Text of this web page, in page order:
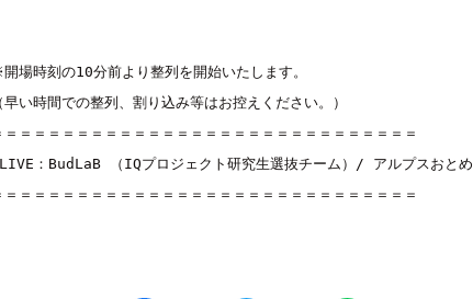
場時刻の10分前より整列を開始いたします。
早い時間での整列、割り込み等はお控えください。）
＝＝＝＝＝＝＝＝＝＝＝＝＝＝＝＝＝＝＝＝＝＝＝＝＝＝＝＝＝
：BudLaB （IQプロジェクト研究生選抜チーム）/ アルプスおとめ
＝＝＝＝＝＝＝＝＝＝＝＝＝＝＝＝＝＝＝＝＝＝＝＝＝＝＝＝＝